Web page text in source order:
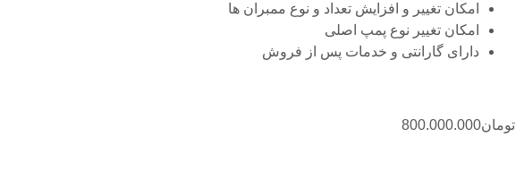
امکان تغییر و افزایش تعداد و نوع ممبران ها
امکان تغییر نوع پمپ اصلی
دارای گارانتی و خدمات پس از فروش
تومان800.000.000